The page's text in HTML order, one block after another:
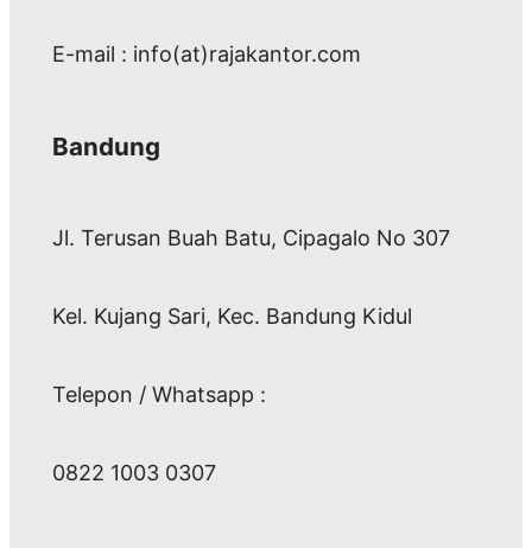
E-mail : info(at)rajakantor.com
Bandung
Jl. Terusan Buah Batu, Cipagalo No 307
Kel. Kujang Sari, Kec. Bandung Kidul
Telepon / Whatsapp :
0822 1003 0307